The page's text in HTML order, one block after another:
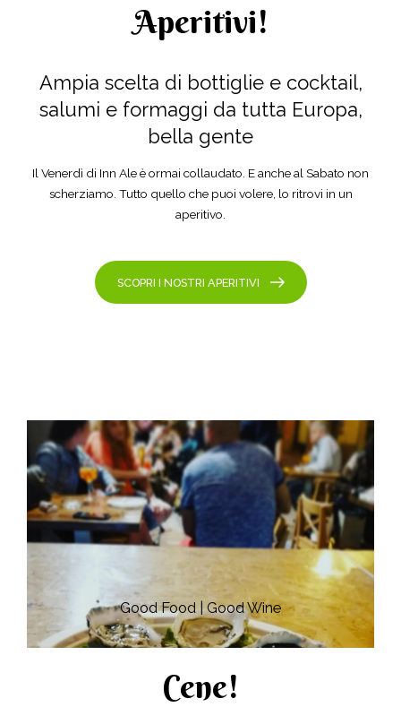
Aperitivi!
Ampia scelta di bottiglie e cocktail,
salumi e formaggi da tutta Europa,
bella gente
Il Venerdì di Inn Ale è ormai collaudato. E anche al Sabato non
scherziamo. Tutto quello che puoi volere, lo ritrovi in un
aperitivo.
SCOPRI I NOSTRI APERITIVI
Good Food | Good Wine​
Cene!